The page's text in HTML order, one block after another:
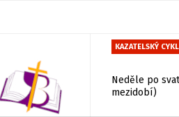
KAZATELSKÝ
Neděle po
mezidobí)